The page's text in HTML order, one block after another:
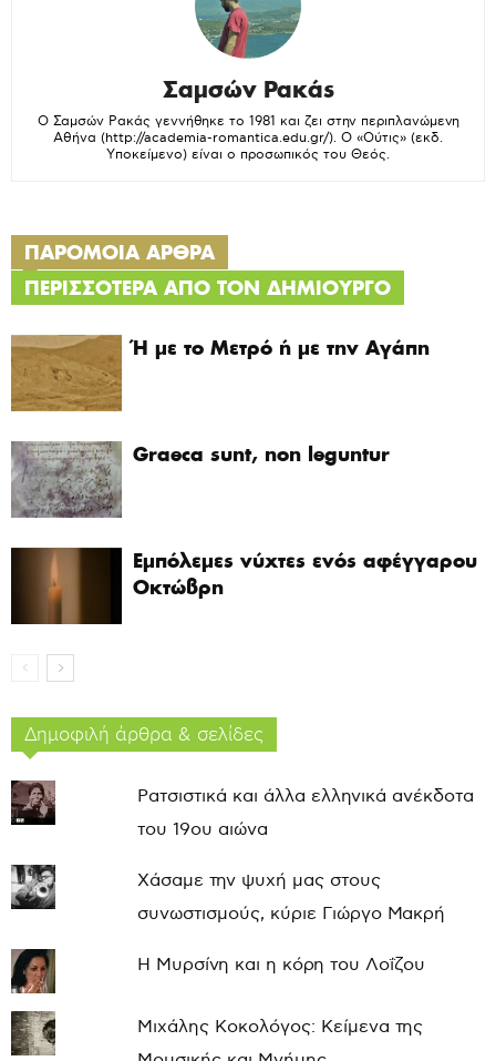
Σαμσών Ρακάς
Ο Σαμσών Ρακάς γεννήθηκε το 1981 και ζει στην περιπλανώμενη
Αθήνα (http://academia-romantica.edu.gr/). Ο «Ούτις» (εκδ.
Υποκείμενο) είναι ο προσωπικός του Θεός.
ΠΑΡΟΜΟΙΑ ΑΡΘΡΑ
ΠΕΡΙΣΣΟΤΕΡΑ ΑΠΟ ΤΟΝ ΔΗΜΙΟΥΡΓΟ
Ή με το Μετρό ή με την Αγάπη
Graeca sunt, non leguntur
Εμπόλεμες νύχτες ενός αφέγγαρου
Οκτώβρη
Δημοφιλή άρθρα & σελίδες
Ρατσιστικά και άλλα ελληνικά ανέκδοτα
του 19ου αιώνα
Χάσαμε την ψυχή μας στους
συνωστισμούς, κύριε Γιώργο Μακρή
Η Μυρσίνη και η κόρη του Λοΐζου
Μιχάλης Κοκολόγος: Κείμενα της